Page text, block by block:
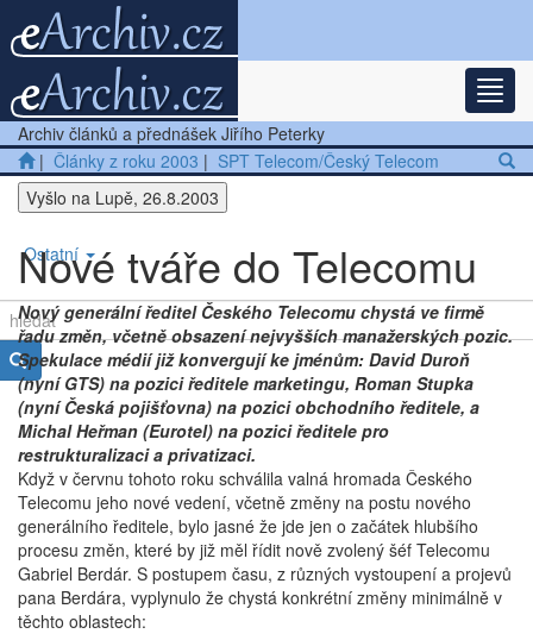
Nejnovější články
Další články
Přednášky
Ostatní
Archiv článků a přednášek Jiřího Peterky
| Články z roku 2003 | SPT Telecom/Český Telecom
Vyšlo na Lupě, 26.8.2003
Nové tváře do Telecomu
Nový generální ředitel Českého Telecomu chystá ve firmě
řadu změn, včetně obsazení nejvyšších manažerských pozic.
Spekulace médií již konvergují ke jménům: David Duroň
(nyní GTS) na pozici ředitele marketingu, Roman Stupka
(nyní Česká pojišťovna) na pozici obchodního ředitele, a
Michal Heřman (Eurotel) na pozici ředitele pro
restrukturalizaci a privatizaci.
Když v červnu tohoto roku schválila valná hromada Českého
Telecomu jeho nové vedení, včetně změny na postu nového
generálního ředitele, bylo jasné že jde jen o začátek hlubšího
procesu změn, které by již měl řídit nově zvolený šéf Telecomu
Gabriel Berdár. S postupem času, z různých vystoupení a projevů
pana Berdára, vyplynulo že chystá konkrétní změny minimálně v
těchto oblastech: